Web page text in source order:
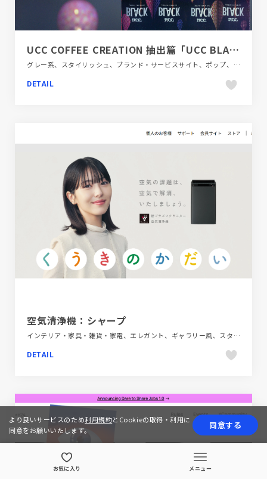
お気に入り メニュー
UCC COFFEE CREATION 抽出篇「UCC BLACK無糖」 特設サイト | UCC上島珈琲
グレー系、スタイリッシュ、ブランド・サービスサイト、ポップ、大きめ写真、飲料・食品
DETAIL
空気清浄機：シャープ
インテリア・家具・雑貨・家電、エレガント、ギャラリー風、スタイリッシュ、ブランド・サービスサイト、ホワイト系
DETAIL
より良いサービスのため利用規約とCookieの取得・利用に
同意をお願いいたします。
同意する